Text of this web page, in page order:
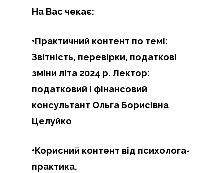
На Вас чекає:
•Практичний контент по темі:
Звітність, перевірки, податкові
зміни літа 2024 р. Лектор:
податковий і фінансовий
консультант Ольга Борисівна
Целуйко
•Корисний контент від психолога-
практика.